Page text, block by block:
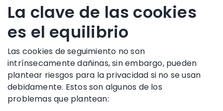
La clave de las cookies
es el equilibrio
Las cookies de seguimiento no son
intrínsecamente dañinas, sin embargo, pueden
plantear riesgos para la privacidad si no se usan
debidamente. Estos son algunos de los
problemas que plantean: